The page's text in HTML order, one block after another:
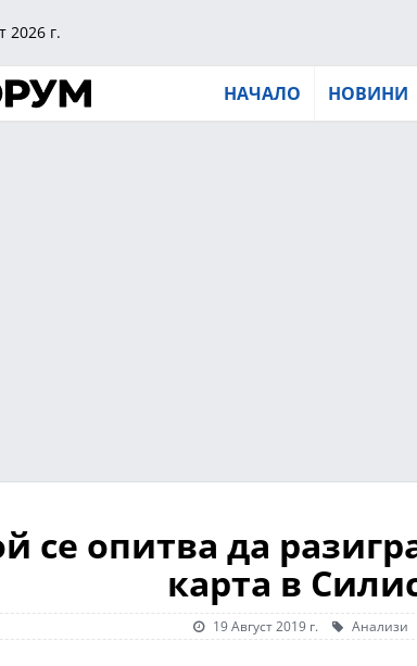
2026 г.
НАЧАЛО НОВИНИ
се опитва да
карта в
19 Август 2019 г. Анализи